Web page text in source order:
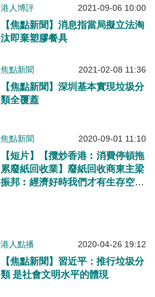
港人博評 2021-09-06 10:00
【焦點新聞】消息指當局擬立法淘
汰即棄塑膠餐具
焦點新聞 2021-02-08 11:36
【焦點新聞】深圳基本實現垃圾分
類全覆蓋
焦點新聞 2020-09-01 11:10
【短片】【攬炒香港︰消費停頓拖
累廢紙回收業】廢紙回收商東主梁
振邦︰經濟好時我們才有生存空
港人點播 2020-04-26 19:12
【焦點新聞】習近平：推行垃圾分
類 是社會文明水平的體現